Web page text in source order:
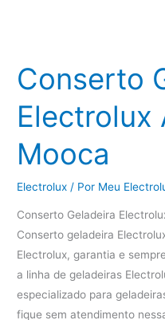
Conserto
Electrolux
Mooca
Electrolux / Por Meu
Conserto Geladeira
Conserto geladeira
Electrolux, garantia e
a linha de geladeiras
especializado para
fique sem atendimento